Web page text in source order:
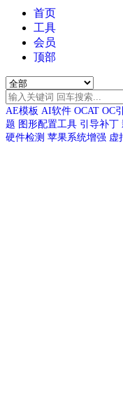
首页
工具
会员
顶部
AE模板 AI软件 OCAT OC
题 图形配置工具 引导补丁
硬件检测 苹果系统增强 虚